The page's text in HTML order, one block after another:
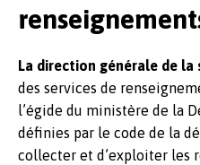
La direction générale de
des services de
l’égide du ministère de la
définies par le code de la
collecter et d’exploiter les